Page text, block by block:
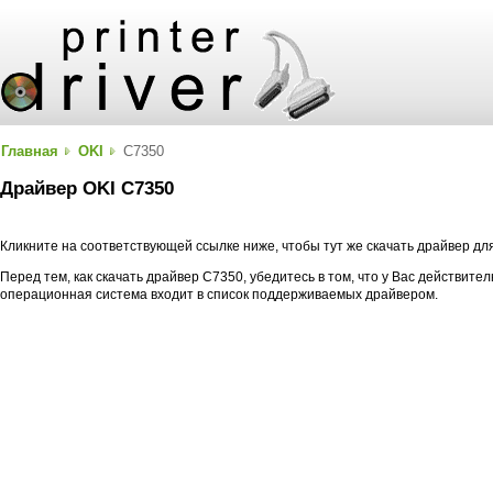
Главная OKI C7350
Драйвер OKI C7350
Кликните на соответствующей ссылке ниже, чтобы тут же скачать драйвер
Перед тем, как скачать драйвер C7350, убедитесь в том, что у Вас
операционная система входит в список поддерживаемых драйвером.